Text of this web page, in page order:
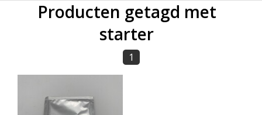
Producten getagd met
starter
1